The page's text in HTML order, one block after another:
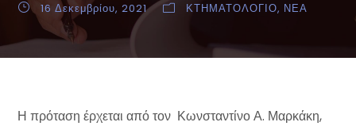
16 Δεκεμβρίου, 2021 ΚΤΗΜΑΤΟΛΟΓΙΟ, ΝΕΑ
Η πρόταση έρχεται από τον Κωνσταντίνο Α. Μαρκάκη,